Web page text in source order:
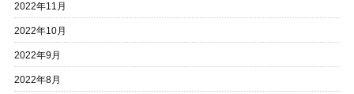
2022年11月
2022年10月
2022年9月
2022年8月